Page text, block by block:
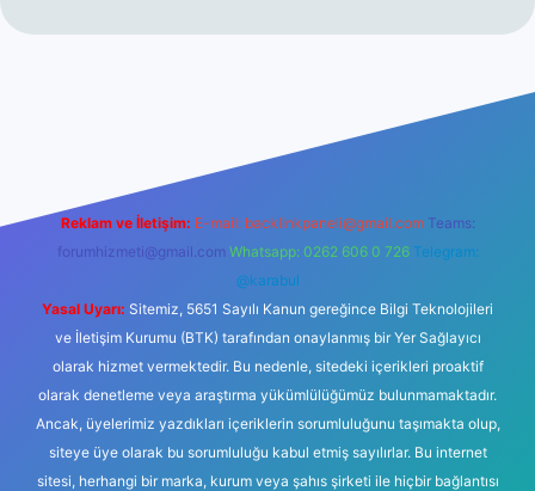
Reklam ve İletişim: E-mail: backlinkpaneli@gmail.com Teams:
forumhizmeti@gmail.com Whatsapp: 0262 606 0 726 Telegram:
@karabul
Yasal Uyarı: Sitemiz, 5651 Sayılı Kanun gereğince Bilgi Teknolojileri
ve İletişim Kurumu (BTK) tarafından onaylanmış bir Yer Sağlayıcı
olarak hizmet vermektedir. Bu nedenle, sitedeki içerikleri proaktif
olarak denetleme veya araştırma yükümlülüğümüz bulunmamaktadır.
Ancak, üyelerimiz yazdıkları içeriklerin sorumluluğunu taşımakta olup,
siteye üye olarak bu sorumluluğu kabul etmiş sayılırlar. Bu internet
sitesi, herhangi bir marka, kurum veya şahıs şirketi ile hiçbir bağlantısı